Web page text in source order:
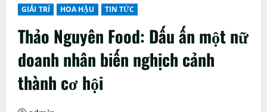
GIẢI TRÍ HOA HẬU TIN TỨC
Thảo Nguyên Food: Dấu ấn một nữ
doanh nhân biến nghịch cảnh
thành cơ hội